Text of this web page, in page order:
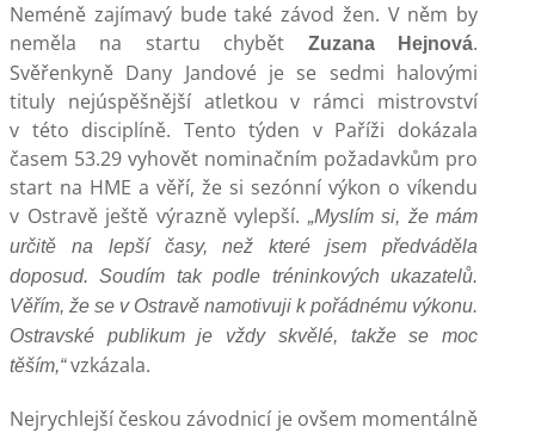
Neméně zajímavý bude také závod žen. V něm by
neměla na startu chybět
Zuzana Hejnová.
Svěřenkyně Dany Jandové je se sedmi halovými
tituly nejúspěšnější atletkou v rámci mistrovství
v této disciplíně. Tento týden v Paříži dokázala
časem 53.29 vyhovět nominačním požadavkům pro
start na HME a věří, že si sezónní výkon o víkendu
v Ostravě ještě výrazně vylepší. „Myslím si, že mám
určitě na lepší časy, než které jsem předváděla
doposud. Soudím tak podle tréninkových ukazatelů.
Věřím, že se v Ostravě namotivuji k pořádnému výkonu.
Ostravské publikum je vždy skvělé, takže se moc
těším,“vzkázala.
Nejrychlejší českou závodnicí je ovšem momentálně